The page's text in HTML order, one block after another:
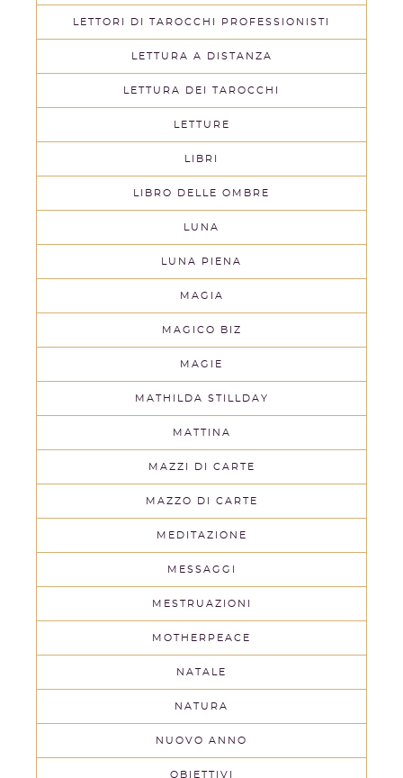
LETTORI DI TAROCCHI PROFESSIONISTI
LETTURA A DISTANZA
LETTURA DEI TAROCCHI
LETTURE
LIBRI
LIBRO DELLE OMBRE
LUNA
LUNA PIENA
MAGIA
MAGICO BIZ
MAGIE
MATHILDA STILLDAY
MATTINA
MAZZI DI CARTE
MAZZO DI CARTE
MEDITAZIONE
MESSAGGI
MESTRUAZIONI
MOTHERPEACE
NATALE
NATURA
NUOVO ANNO
OBIETTIVI